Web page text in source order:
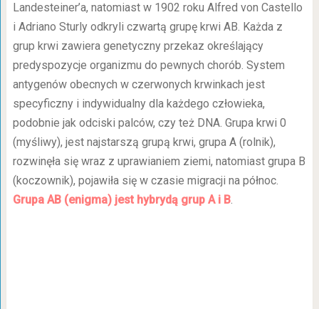
Landesteiner’a, natomiast w 1902 roku Alfred von Castello
i Adriano Sturly odkryli czwartą grupę krwi AB. Każda z
grup krwi zawiera genetyczny przekaz określający
predyspozycje organizmu do pewnych chorób. System
antygenów obecnych w czerwonych krwinkach jest
specyficzny i indywidualny dla każdego człowieka,
podobnie jak odciski palców, czy też DNA. Grupa krwi 0
(myśliwy), jest najstarszą grupą krwi, grupa A (rolnik),
rozwinęła się wraz z uprawianiem ziemi, natomiast grupa B
(koczownik), pojawiła się w czasie migracji na północ.
Grupa AB (enigma) jest hybrydą grup A i B.